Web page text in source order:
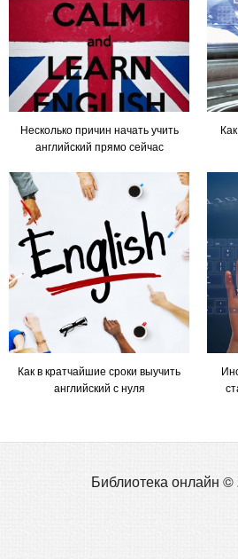
Несколько причин начать учить
английский прямо сейчас
Как в кратчайшие сроки выучить
английский с нуля
Библиотека онлайн